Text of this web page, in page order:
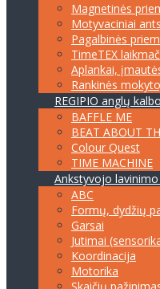
Magnetinės
Motyvaciniai
Pagalbinės
TimeTEX
Aplankai,
Rankinės
REGIPIO anglų
BAFFLE ME
BEAT ABOUT
Colour Quest
TIME MACHINE
Ankstyvojo
ABC
Formų, dydžių
Garsai
Jutimai
Koordinacija
Motorika
Skaičių